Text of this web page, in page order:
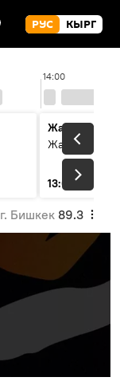
РУС КЫРГ
14:00
Жаңылыктар
13:01 3 мин
г. Бишкек 89.3